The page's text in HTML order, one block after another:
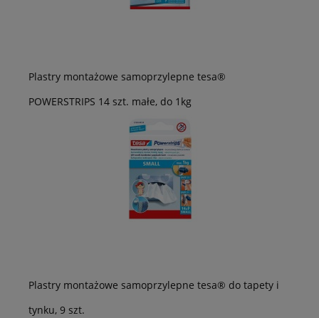
Plastry montażowe samoprzylepne tesa®
POWERSTRIPS 14 szt. małe, do 1kg
Plastry montażowe samoprzylepne tesa® do tapety i
tynku, 9 szt.